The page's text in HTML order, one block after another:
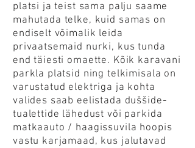
platsi ja teist sama palju saame
mahutada telke, kuid samas on
endiselt võimalik leida
privaatsemaid nurki, kus tunda
end täiesti omaette. Kõik karavani
parkla platsid ning telkimisala on
varustatud elektriga ja kohta
valides saab eelistada duššide-
tualettide lähedust või parkida
matkaauto / haagissuvila hoopis
vastu karjamaad, kus jalutavad